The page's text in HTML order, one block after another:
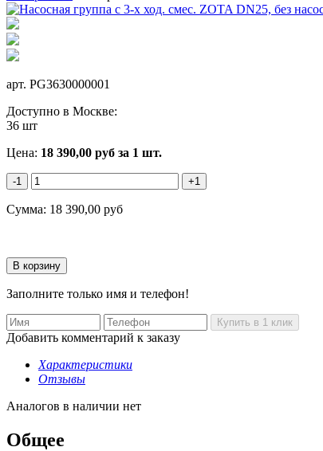
арт. PG3630000001
Доступно в Москве:
36 шт
Цена: 18 390,00 руб за 1 шт.
-1 +1
Сумма: 18 390,00 руб
Заполните только имя и телефон!
Добавить комментарий к заказу
Характеристики
Отзывы
Аналогов в наличии нет
Общее